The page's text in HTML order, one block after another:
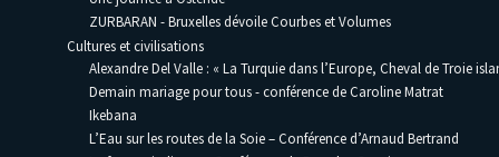
ZURBARAN - Bruxelles dévoile Courbes et Volumes
Cultures et civilisations
Alexandre Del Valle : « La Turquie dans l’Europe, Cheval de Troie
Demain mariage pour tous - conférence de Caroline Matrat
Ikebana
L’Eau sur les routes de la Soie – Conférence d’Arnaud Bertrand